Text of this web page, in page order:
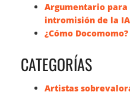
Argumentario para
intromisión de la
¿Cómo Docomomo?
CATEGORÍAS
Artistas